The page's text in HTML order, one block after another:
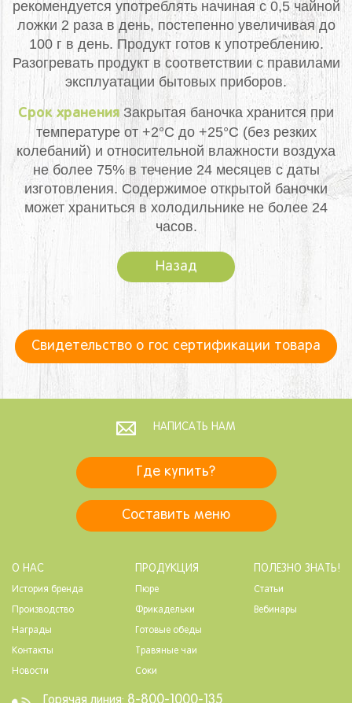
рекомендуется употреблять начиная с 0,5 чайной
ложки 2 раза в день, постепенно увеличивая до
100 г в день. Продукт готов к употреблению.
Разогревать продукт в соответствии с правилами
эксплуатации бытовых приборов.
Срок хранения Закрытая баночка хранится при
температуре от +2°С до +25°С (без резких
колебаний) и относительной влажности воздуха
не более 75% в течение 24 месяцев с даты
изготовления. Содержимое открытой баночки
может храниться в холодильнике не более 24
часов.
Назад
Свидетельство о гос сертификации товара
Где купить?
Составить меню
НАПИСАТЬ НАМ
О НАС
История бренда
Производство
Награды
Контакты
Новости
ПРОДУКЦИЯ
Пюре
Фрикадельки
Готовые обеды
Травяные чаи
Соки
ПОЛЕЗНО ЗНАТЬ!
Статьи
Вебинары